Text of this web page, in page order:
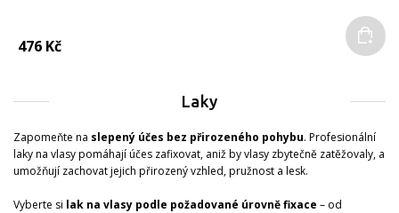
476 Kč
Laky
Zapomeňte na slepený účes bez přirozeného pohybu. Profesionální
laky na vlasy pomáhají účes zafixovat, aniž by vlasy zbytečně zatěžovaly, a
umožňují zachovat jejich přirozený vzhled, pružnost a lesk.
Vyberte si lak na vlasy podle požadované úrovně fixace – od